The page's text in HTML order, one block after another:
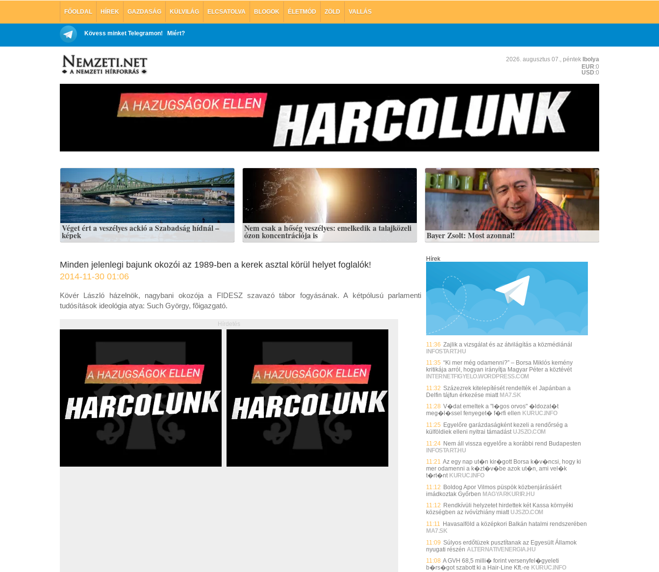
FŐOLDAL HÍREK GAZDASÁG KÜLVILÁG ELCSATOLVA BLOGOK ÉLETMÓD ZÖLD VALLÁS
Kövess minket Telegramon! Miért?
2026. augusztus 07., péntek Ibolya
EUR:0
USD:0
Véget ért a veszélyes ackió a Szabadság hídnál –
képek
Nem csak a hőség veszélyes: emelkedik a talajközeli
ózon koncentrációja is Bayer Zsolt: Most azonnal!
Minden jelenlegi bajunk okozói az 1989-ben a kerek asztal körül helyet foglalók!
2014-11-30 01:06
Kövér László házelnök, nagybani okozója a FIDESZ szavazó tábor fogyásának. A kétpólusú parlamenti
tudósítások ideológia atya: Such György, fõigazgató.
Hírdetés
Hírek
11:36 Zajlik a vizsgálat és az átvilágítás a közmédiánál
INFOSTART.HU
11:35 “Ki mer még odamenni?” – Borsa Miklós kemény
kritikája arról, hogyan irányítja Magyar Péter a köztévét
INTERNETFIGYELO.WORDPRESS.COM
11:32 Százezrek kitelepítését rendelték el Japánban a
Delfin tájfun érkezése miatt MA7.SK
11:28 V�dat emeltek a "l�gos orvos" �ldozat�t
meg�l�ssel fenyeget� f�rfi ellen KURUC.INFO
11:25 Egyelőre garázdaságként kezeli a rendőrség a
külföldiek elleni nyitrai támadást UJSZO.COM
11:24 Nem áll vissza egyelőre a korábbi rend Budapesten
INFOSTART.HU
11:21 Az egy nap ut�n kir�gott Borsa k�v�ncsi, hogy ki
mer odamenni a k�zt�v�be azok ut�n, ami vel�k
t�rt�nt KURUC.INFO
11:12 Boldog Apor Vilmos püspök közbenjárásáért
imádkoztak Győrben MAGYARKURIR.HU
11:12 Rendkívüli helyzetet hirdettek két Kassa környéki
községben az ivóvízhiány miatt UJSZO.COM
11:11 Havasalföld a középkori Balkán hatalmi rendszerében
MA7.SK
11:09 Súlyos erdőtüzek pusztítanak az Egyesült Államok
nyugati részén ALTERNATIVENERGIA.HU
11:08 A GVH 68,5 milli� forint versenyfel�gyeleti
b�rs�got szabott ki a Hair-Line Kft.-re KURUC.INFO